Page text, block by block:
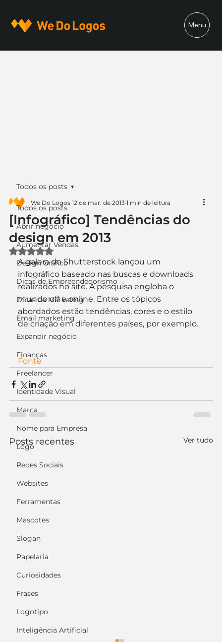
Menu
Todos os posts
Abrir negócio
Aumentar Vendas
Design Gráfico
Dicas de Empreendedorismo
Dicas de Marketing
Email marketing
Expandir negócio
Finanças
Freelancer
Identidade Visual
Marca
Nome para Empresa
Logo
Redes Sociais
Websites
Ferramentas
Mascotes
Slogan
Papelaria
Curiosidades
Frases
Logotipo
Inteligência Artificial
Todos os posts
[Infográfico] Tendências do
design em 2013
We Do Logos 12 de mar. de 2013 1 min de leitura
Avaliado com NaN de 5 estrelas.
A galera do Shutterstock lançou um
infográfico baseado nas buscas e downloads
realizados no site. A pesquisa engloba o
mundo off e online. Entre os tópicos
abordados estão tendências, cores e o estilo
de criação em diferentes países, por exemplo.
Fonte
Posts recentes Ver tudo